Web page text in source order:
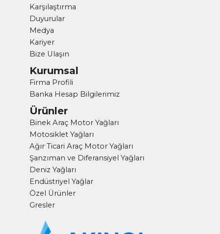
Karşılaştırma
Duyurular
Medya
Kariyer
Bize Ulaşın
Kurumsal
Firma Profili
Banka Hesap Bilgilerimiz
Ürünler
Binek Araç Motor Yağları
Motosiklet Yağları
Ağır Ticari Araç Motor Yağları
Şanzıman ve Diferansiyel Yağları
Deniz Yağları
Endüstriyel Yağlar
Özel Ürünler
Gresler